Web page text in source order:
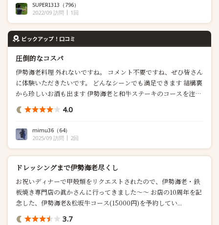
ウンター、テーブル席や個室も...
SUPER1313 （796）
2022/09 訪問
1回
ピックアップ！口コミ
圧倒的なコスパ
伊勢海老料理 外れないですね。 コメント不要ですね、ぜひ皆さん
に体験いただきたいです。 どんなシーンでも満足できます 結構裏
から珍しいお酒も出ます 伊勢海老と和牛ステーキのコースを注文
前菜、牛肉たたきのサラダの順で、ここでビールを消費。伊勢海
老の炙りが入ったオシャレな料理が登場。その前...
4.0
mimu36 （64）
2025/09 訪問
2回
ドレッシングまで伊勢海老尽くし
お祝いディナーで甲殻類をリクエストされたので、伊勢海老・鉄
板焼き専門店の眞かさんに行ってきました〜〜 お店の10周年を記
念した、伊勢海老&松坂牛コース(15000円)を予約してい...
3.7